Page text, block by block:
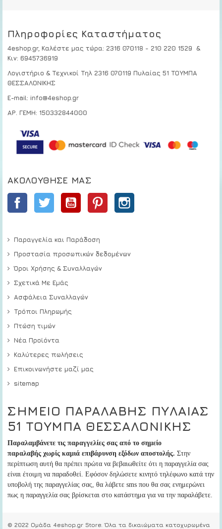
Πληροφορίες Καταστήματος
4eshop.gr, Καλέστε μας τώρα: 2316 070118 - 210 220 1529
&
Κιν: 6945736919
Λογιστήριο & Τεχνικοί Τηλ 2316 070119 Πυλαίας 51 ΤΟΥΜΠΑ
ΘΕΣΣΑΛΟΝΙΚΗΣ
E-mail: info@4eshop.gr
ΑΡ. ΓΕΜΗ: 150332844000
ΑΚΟΛΟΎΘΗΣΕ ΜΑΣ
Facebook Twitter YouTube Pinterest
Παραγγελία και Παράδοση
Προστασία προσωπικών δεδομένων
Όροι Χρήσης & Συναλλαγών
Σχετικά Με Εμάς
Ασφάλεια Συναλλαγών
Τρόποι Πληρωμής
Πτώση τιμών
Νέα Προϊόντα
Καλύτερες πωλήσεις
Επικοινωνήστε μαζί μας
sitemap
ΣΗΜΕΙΟ ΠΑΡΑΛΑΒΗΣ ΠΥΛΑΙΑΣ
51 ΤΟΥΜΠΑ ΘΕΣΣΑΛΟΝΙΚΗΣ
Παραλαμβάνετε τις παραγγελίες σας από το σημείο
παραλαβής χωρίς καμιά επιβάρυνση εξόδων αποστολής. Στην
περίπτωση αυτή θα πρέπει πρώτα να βεβαιωθείτε ότι η παραγγελία σας
είναι έτοιμη να παραδοθεί. Εφόσον δηλώσετε κινητό τηλέφωνο κατά την
υποβολή της παραγγελίας σας, θα λάβετε sms που θα σας ενημερώνει
πως η παραγγελία σας βρίσκεται στο κατάστημα για να την παραλάβετε.
© 2022 Ομάδα 4eshop.gr Store. Όλα τα δικαιώματα κατοχυρωμένα